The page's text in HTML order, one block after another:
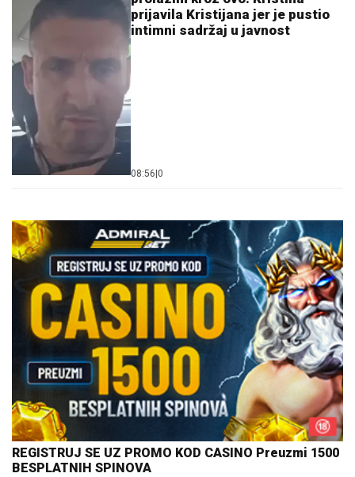
prijavila Kristijana jer je pustio
intimni sadržaj u javnost
08:56 0
REGISTRUJ SE UZ PROMO KOD CASINO Preuzmi 1500
BESPLATNIH SPINOVA